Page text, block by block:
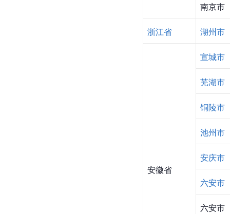
南京市
浙江省 湖州市
安徽省
宣城市
芜湖市
铜陵市
池州市
安庆市
六安市
六安市